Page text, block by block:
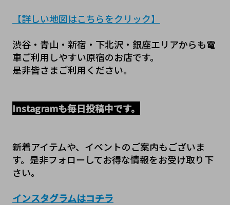
【詳しい地図はこちらをクリック】
渋谷・青山・新宿・下北沢・銀座エリアからも電
車ご利用しやすい原宿のお店です。
是非皆さまご利用ください。
Instagramも毎日投稿中です。
新着アイテムや、イベントのご案内もございま
す。是非フォローしてお得な情報をお受け取り下
さい。
インスタグラムはコチラ